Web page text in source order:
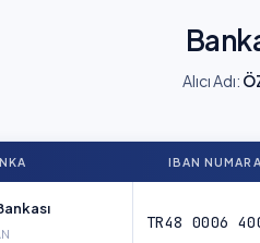
Alıcı Adı:
IBAN
TR48 0006